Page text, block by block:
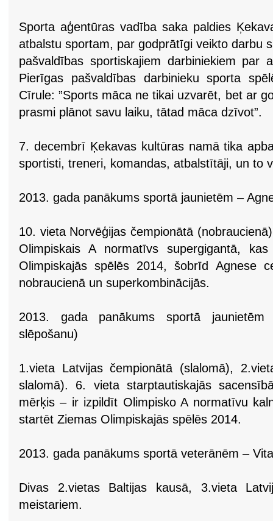
Sporta aģentūras vadība saka paldies
atbalstu sportam, par godprātīgi veikto darbu
pašvaldības sportiskajiem darbiniekiem
Pierīgas pašvaldības darbinieku sporta
Cīrule: ”Sports māca ne tikai uzvarēt, bet ar
prasmi plānot savu laiku, tātad māca dzīvot”.
7. decembrī Ķekavas kultūras namā tika
sportisti, treneri, komandas, atbalstītāji, un to
2013. gada panākums sportā jaunietēm –
10. vieta Norvēģijas čempionātā
Olimpiskais A normatīvs supergigantā,
Olimpiskajās spēlēs 2014, šobrīd Agnese
nobraucienā un superkombinācijās.
2013. gada panākums sportā
slēpošanu)
1.vieta Latvijas čempionātā (slalomā),
slalomā). 6. vieta starptautiskajās
mērķis – ir izpildīt Olimpisko A normatīvu
startēt Ziemas Olimpiskajās spēlēs 2014.
2013. gada panākums sportā veterānēm –
Divas 2.vietas Baltijas kausā, 3.vieta
meistariem.